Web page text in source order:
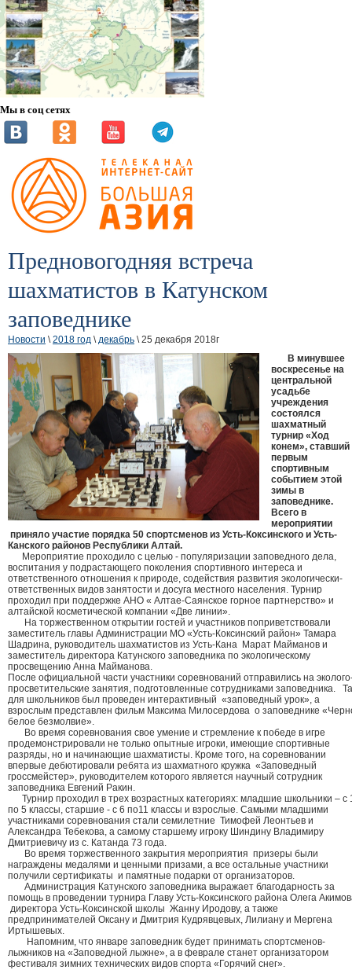
Мы в соц сетях
Предновогодняя встреча
шахматистов в Катунском
заповеднике
Новости \2018 год \декабрь \ 25 декабря 2018г
В минувшее
воскресенье на
центральной
усадьбе
учреждения
состоялся
шахматный
турнир «Ход
конем», ставший
первым
спортивным
событием этой
зимы в
заповеднике.
Всего в
мероприятии
приняло участие порядка 50 спортсменов из Усть-Коксинского и Усть-
Канского районов Республики Алтай.
Мероприятие проходило с целью - популяризации заповедного дела,
воспитания у подрастающего поколения спортивного интереса и
ответственного отношения к природе, содействия развития экологически-
ответственных видов занятости и досуга местного населения. Турнир
проходил при поддержке АНО « Алтае-Саянское горное партнерство» и
алтайской косметической компании «Две линии».
На торжественном открытии гостей и участников поприветствовали
заместитель главы Администрации МО «Усть-Коксинский район» Тамара
Шадрина, руководитель шахматистов из Усть-Кана Марат Майманов и
заместитель директора Катунского заповедника по экологическому
просвещению Анна Майманова.
После официальной части участники соревнований отправились на
просветительские занятия, подготовленные сотрудниками заповедника.
для школьников был проведен интерактивный «заповедный урок», а
взрослым представлен фильм Максима Милосердова о заповеднике
белое безмолвие».
Во время соревнования свое умение и стремление к победе в игре
продемонстрировали не только опытные игроки, имеющие спортивные
разряды, но и начинающие шахматисты. Кроме того, на соревновании
впервые дебютировали ребята из шахматного кружка «Заповедный
гроссмейстер», руководителем которого является научный сотрудник
заповедника Евгений Ракин.
Турнир проходил в трех возрастных категориях: младшие школьники – с
по 5 классы, старшие - с 6 по11 классы и взрослые. Самыми младшими
участниками соревнования стали семилетние Тимофей Леонтьев и
Александра Тебекова, а самому старшему игроку Шиндину Владимиру
Дмитриевичу из с. Катанда 73 года.
Во время торжественного закрытия мероприятия призеры были
награждены медалями и ценными призами, а все остальные участники
получили сертификаты и памятные подарки от организаторов.
Администрация Катунского заповедника выражает благодарность за
помощь в проведении турнира Главу Усть-Коксинского района Олега
директора Усть-Коксинской школы Жанну Иродову, а также
предпринимателей Оксану и Дмитрия Кудрявцевых, Лилиану и Мергена
Иртышевых.
Напомним, что январе заповедник будет принимать спортсменов-
лыжников на «Заповедной лыжне», а в феврале станет организатором
фестиваля зимних технических видов спорта «Горячий снег».